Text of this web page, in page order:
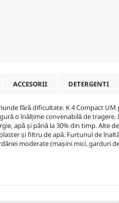
ACCESORII DETERGENTI
fără dificultate. K 4 Compact
o înălțime convenabilă de tragere.
apă și până la 30% din timp. Alte
și filtru de apă. Furtunul de
moderate (mașini mici, garduri